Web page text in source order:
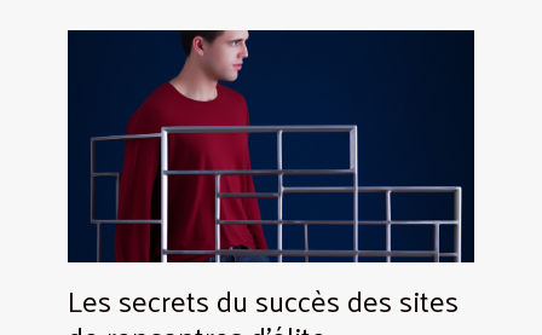
Les secrets du succès des sites